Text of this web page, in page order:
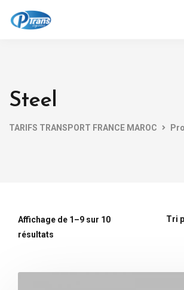
Steel
TARIFS TRANSPORT FRANCE MAROC
Affichage de 1–9 sur 10
résultats